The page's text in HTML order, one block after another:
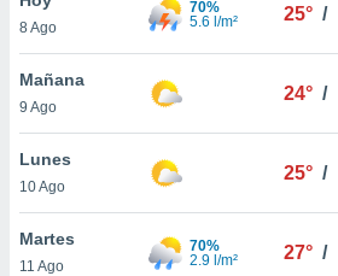
en
más
nuestra
de
8 Ago
70%
5.6 l/m²
25° /
Mañana
9 Ago
24° /
Lunes
10 Ago
25° /
Martes
11 Ago
70%
2.9 l/m²
27° /